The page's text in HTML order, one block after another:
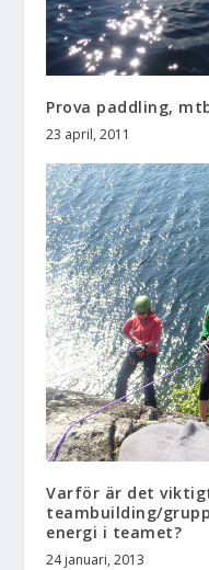
Prova paddling,
23 april, 2011
Varför är det
teambuilding/
energi i teamet?
24 januari, 2013